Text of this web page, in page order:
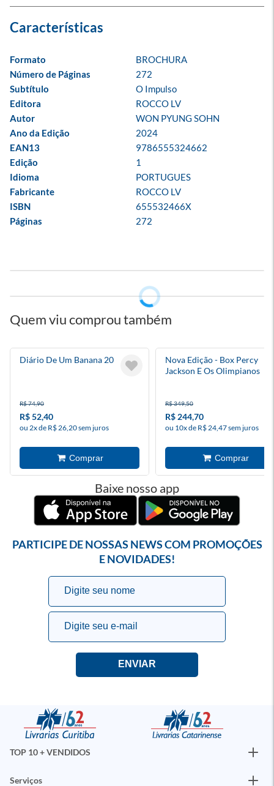
Formato
BROCHURA
Número de Páginas
272
Subtítulo
O Impulso
Editora
ROCCO LV
Autor
WON PYUNG SOHN
Ano da Edição
2024
EAN13
9786555324662
Edição
1
Idioma
PORTUGUES
Fabricante
ROCCO LV
ISBN
655532466X
Páginas
272
Quem viu comprou também
Diário De Um Banana 20
R$ 74,90
R$ 52,40
ou 2x de R$ 26,20 sem juros
Nova Edição - Box Percy
Jackson E Os Olimpianos
R$ 349,50
R$ 244,70
ou 10x de R$ 24,47 sem juros
Baixe nosso app
PARTICIPE DE NOSSAS NEWS COM PROMOÇÕES
E NOVIDADES!
TOP 10 + VENDIDOS
Serviços